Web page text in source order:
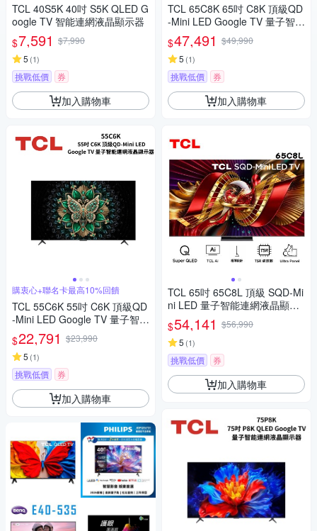
TCL 40S5K 40吋 S5K QLED G
oogle TV 智能連網液晶顯示器
$7,591 $7,990
5 (1)
挑戰低價 券
加入購物車
購衷心+聯名卡最高10%回饋
TCL 55C6K 55吋 C6K 頂級QD
-Mini LED Google TV 量子智能
連網液晶顯示器
$22,791 $23,990
5 (1)
挑戰低價 券
加入購物車
TCL 65C8K 65吋 C8K 頂級QD
-Mini LED Google TV 量子智能
連網液晶顯示器
$47,491 $49,990
5 (1)
挑戰低價 券
加入購物車
TCL 65吋 65C8L 頂級 SQD-Mi
ni LED 量子智能連網液晶顯示
器 C8L
$54,141 $56,990
5 (1)
挑戰低價 券
加入購物車